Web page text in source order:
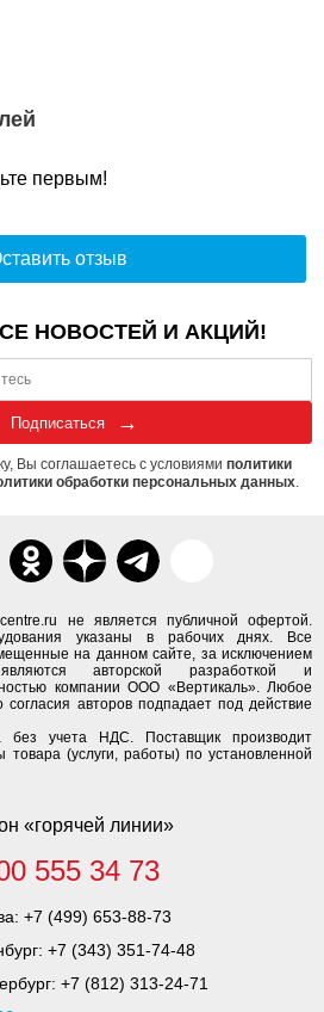
первым!
отзыв
не является публичной офертой.
указаны в рабочих днях. Все
на данном сайте, за исключением
авторской разработкой и
компании ООО «Вертикаль». Любое
согласия авторов подпадает под действие
без учета НДС. Поставщик производит
(услуги, работы) по установленной
«горячей линии»
555 34 73
+7 (499) 653-88-73
+7 (343) 351-74-48
+7 (812) 313-24-71
НОВОСТЕЙ И АКЦИЙ!
Подписаться
Вы соглашаетесь с условиями политики
обработки персональных данных.